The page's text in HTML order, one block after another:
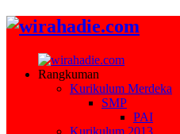
Rangkuman
Kurikulum Merdeka
SMP
PAI
Kurikulum 2013